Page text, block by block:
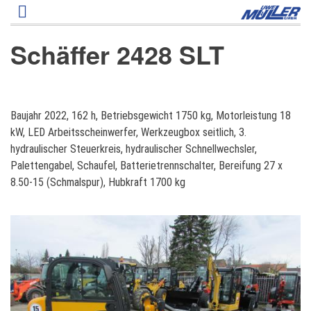
Direkt
zum
Schäffer 2428 SLT
S
c
h
ä
f
f
r
4
2
8
S
L
Baujahr 2022, 162 h, Betriebsgewicht 1750 kg, Motorleistung 18
kW, LED Arbeitsscheinwerfer, Werkzeugbox seitlich, 3.
hydraulischer Steuerkreis, hydraulischer Schnellwechsler,
Palettengabel, Schaufel, Batterietrennschalter, Bereifung 27 x
8.50-15 (Schmalspur), Hubkraft 1700 kg